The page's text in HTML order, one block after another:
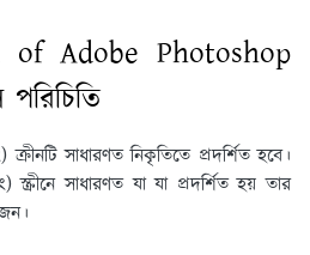
of Adobe Photoshop
সাধারণত নিকৃতিতে প্রদর্শিত হবে।
সাধারণত যা যা প্রদর্শিত হয় তার